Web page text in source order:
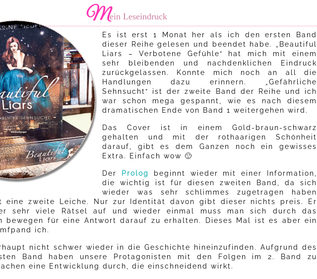
Mein Leseindruck
Es ist erst 1 Monat her als ich den ersten Band
dieser Reihe gelesen und beendet habe. „Beautiful
Liars – Verbotene Gefühle“ hat mich mit einem
sehr bleibenden und nachdenklichen Eindruck
zurückgelassen. Konnte mich noch an all die
Handlungen dazu erinnern. „Gefährliche
Sehnsucht“ ist der zweite Band der Reihe und ich
war schon mega gespannt, wie es nach diesem
dramatischen Ende von Band 1 weitergehen wird.
Das Cover ist in einem Gold-braun-schwarz
gehalten und mit der rothaarigen Schönheit
darauf, gibt es dem Ganzen noch ein gewisses
Extra. Einfach wow 🙂
Der Prolog
beginnt wieder mit einer Information,
die wichtig ist für diesen zweiten Band, da sich
wieder was sehr schlimmes zugetragen haben
eine zweite Leiche. Nur zur Identität davon gibt dieser nichts preis. Er
sehr viele Rätsel auf und wieder einmal muss man sich durch das
bewegen für eine Antwort darauf zu erhalten. Dieses Mal ist es aber ein
ich.
nicht schwer wieder in die Geschichte hineinzufinden. Aufgrund des
Band haben unsere Protagonisten mit den Folgen im 2. Band zu
eine Entwicklung durch, die einschneidend wirkt.